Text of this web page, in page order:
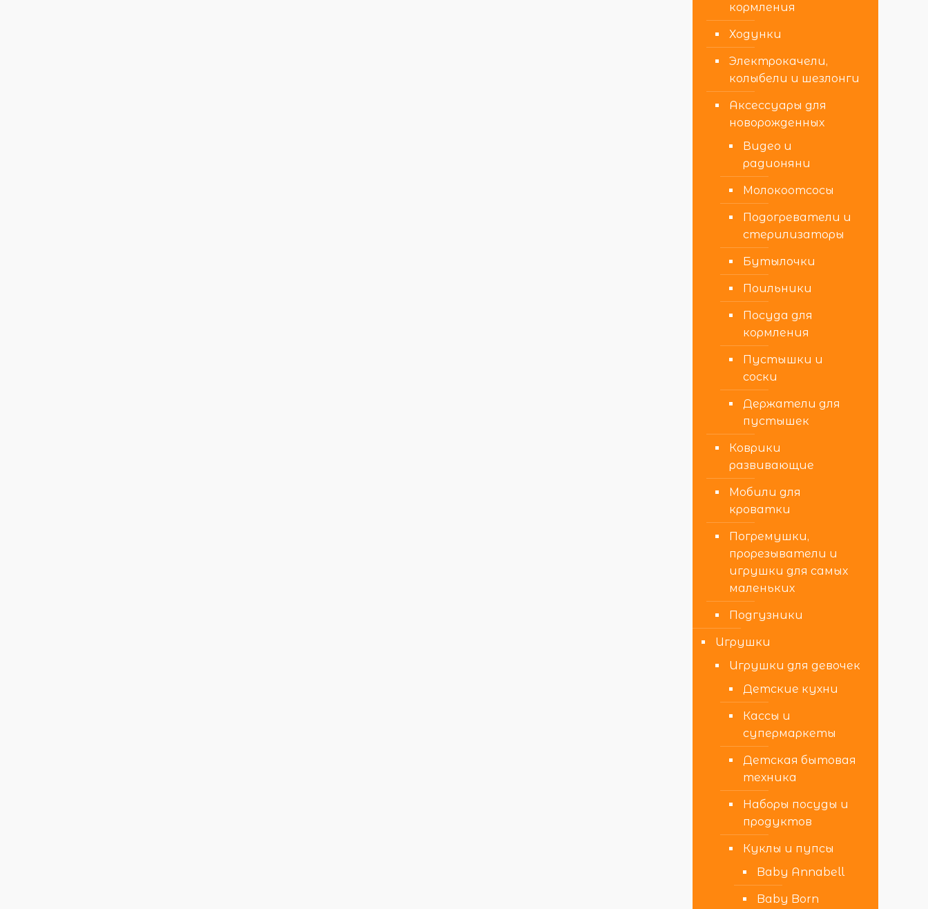
кормления
Ходунки
Электрокачели,
колыбели и шезлонги
Аксессуары для
новорожденных
Видео и
радионяни
Молокоотсосы
Подогреватели и
стерилизаторы
Бутылочки
Поильники
Посуда для
кормления
Пустышки и
соски
Держатели для
пустышек
Коврики
развивающие
Мобили для
кроватки
Погремушки,
прорезыватели и
игрушки для самых
маленьких
Подгузники
Игрушки
Игрушки для девочек
Детские кухни
Кассы и
супермаркеты
Детская бытовая
техника
Наборы посуды и
продуктов
Куклы и пупсы
Baby Annabell
Baby Born